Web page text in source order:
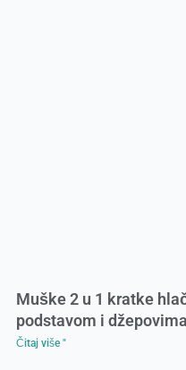
Muške 2 u 1 kratke
podstavom i džepovima
Čitaj više "